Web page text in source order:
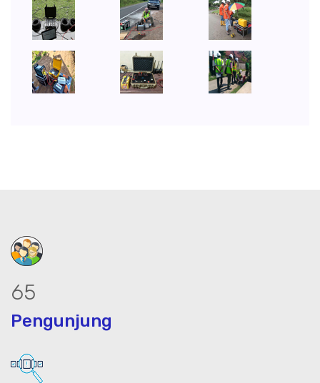
83
Pengunjung